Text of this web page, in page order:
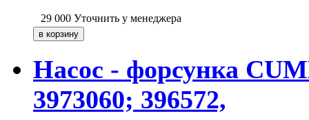
29 000 Уточнить у менеджера
Насос - форсунка
3973060; 396572,